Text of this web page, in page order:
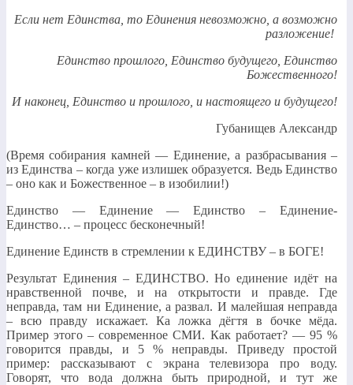
Если нет Единства, то Единения невозможно, а возможно
разложение!
Единство прошлого, Единство будущего, Единство
Божественного!
И наконец, Единство и прошлого, и настоящего и будущего!
Губанищев Александр
(Время собирания камней — Единение, а разбрасывания –
из Единства – когда уже излишек образуется. Ведь Единство
– оно как и Божественное – в изобилии!)
Единство — Единение — Единство – Единение-
Единство… – процесс бесконечный!
Единение Единств в стремлении к ЕДИНСТВУ – в БОГЕ!
Результат Единения – ЕДИНСТВО. Но единение идёт на
нравственной почве, и на открытости и правде. Где
неправда, там ни Единение, а развал. И малейшая неправда
– всю правду искажает. Ка ложка дёгтя в бочке мёда.
Пример этого – современное СМИ. Как работает? — 95 %
говорится правды, и 5 % неправды. Приведу простой
пример: рассказывают с экрана телевизора про воду.
Говорят, что вода должна быть природной, и тут же